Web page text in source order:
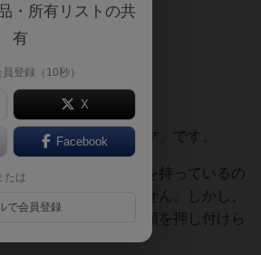
0 約3年前
。
ームだと思いました。
白いところは「テーマ」です。
ヤーは、チート能力を持っているの
負けることはありません。しかし、
しまうと、厄介な依頼を押し付けら
・所有リストの共
有
登録（10秒）
X
Facebook
たは
で会員登録